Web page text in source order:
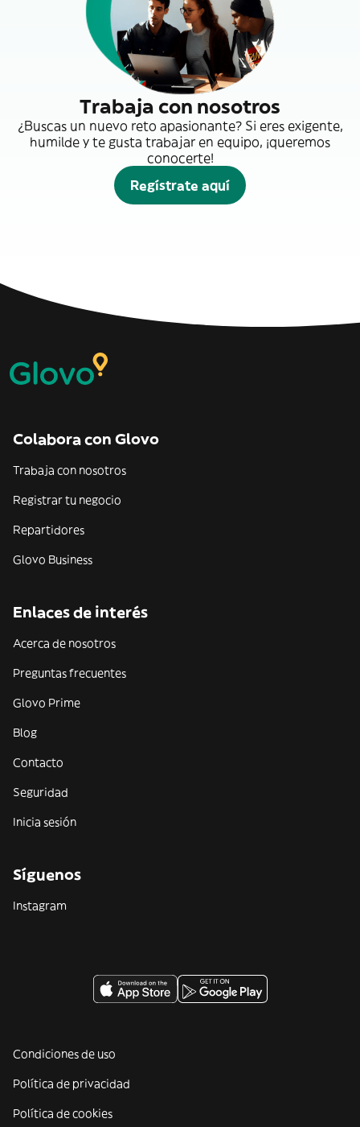
Trabaja con nosotros
¿Buscas un nuevo reto apasionante? Si eres exigente,
humilde y te gusta trabajar en equipo, ¡queremos
conocerte!
Regístrate aquí
Colabora con Glovo
Trabaja con nosotros
Registrar tu negocio
Repartidores
Glovo Business
Enlaces de interés
Acerca de nosotros
Preguntas frecuentes
Glovo Prime
Blog
Contacto
Seguridad
Inicia sesión
Síguenos
Instagram
Condiciones de uso
Política de privacidad
Política de cookies